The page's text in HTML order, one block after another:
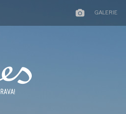
GALERIE